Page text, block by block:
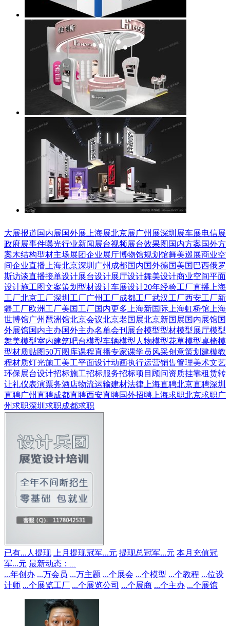
大展报道国内展国外展 上海展北京展广州展深圳展车展电信展
政府展事件曝光行业新闻 展台视频展台效果图 国内方案国外方
案木结构型材主场展团企业展厅博物馆规划馆舞美巡展商业空
间企业直播 上海北京深圳 广州 成都国内国外德国美国 巴西俄罗
斯访谈直播接单设计展台设计展厅设计舞美设计商业空间平面
设计施工图文案策划 型材设计车展设计20年经验工厂直播 上海
工厂北京工厂深圳工厂广州工厂成都工厂武汉工厂西安工厂新
疆工厂欧洲工厂美国工厂国内更多 上海新国际 上海虹桥馆 上海
世博馆广州琶洲馆北京会议北京老国展北京新国展国内展馆国
外展馆国内主办国外主办名单会刊 展台模型型材模型展厅模型
舞美模型室内建筑吧台模型车辆模型 人物模型花草模型桌椅模
型材质贴图50万图库课程直播专家课学员风采创意策划 建模教
程材质灯光施工美工平面设计动画执行运营销售管理美术文艺
环保展台设计招标施工招标服务招标项目顾问资质挂靠租赁转
让礼仪表演票务酒店物流运输建材法律 上海直聘北京直聘深圳
直聘广州直聘成都直聘西安直聘国外招聘 上海求职北京求职广
州求职深圳求职成都求职
已有... 人提现 上月提现冠军...元 提现总冠军...元 本月充值冠
军...元 最新动态： ...
...年创办 ...万会员 ...万主题 ...个展会 ...个模型 ...个教程 ...位设
计师 ...个展览工厂 ...个展览公司 ...个展商 ...个主办 ...个展馆